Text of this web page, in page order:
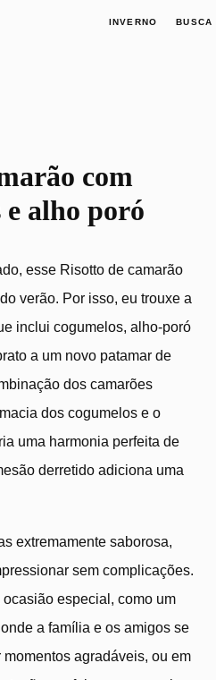
INVERNO BUSCA
com
com
alho poró
esse Risotto de camarão
verão. Por isso, eu trouxe a
inclui cogumelos, alho-poró
a um novo patamar de
dos camarões
dos cogumelos e o
uma harmonia perfeita de
derretido adiciona uma
extremamente saborosa,
sem complicações.
especial, como um
a família e os amigos se
agradáveis, ou em
×